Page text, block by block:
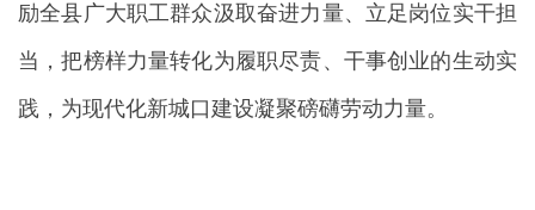
励全县广大职工群众汲取奋进力量、立足岗位实干担
当，把榜样力量转化为履职尽责、干事创业的生动实
践，为现代化新城口建设凝聚磅礴劳动力量。